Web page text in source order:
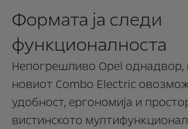
Формата ја следи
функционалноста
Непогрешливо Opel однадвор,
новиот Combo Electric
удобност, ергономија и
вистинскотo